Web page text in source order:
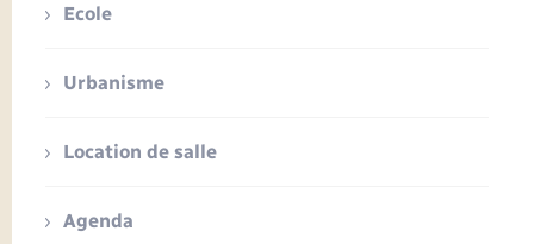
Ecole
Urbanisme
Location de salle
Agenda